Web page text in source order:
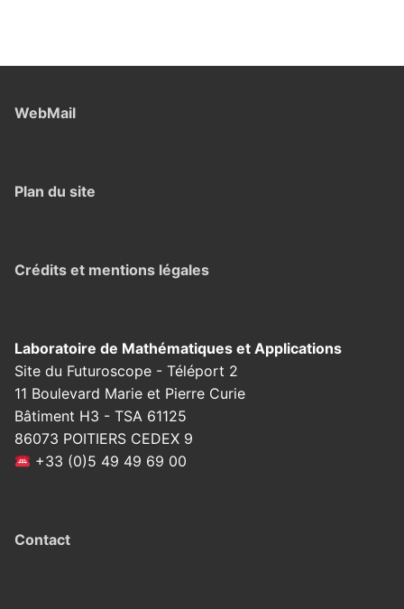
WebMail
Plan du site
Crédits et mentions légales
Laboratoire de Mathématiques et Applications
Site du Futuroscope - Téléport 2
11 Boulevard Marie et Pierre Curie
Bâtiment H3 - TSA 61125
86073 POITIERS CEDEX 9
+33 (0)5 49 49 69 00
Contact